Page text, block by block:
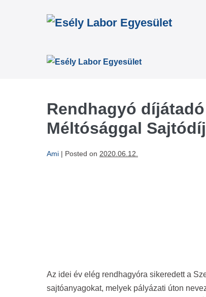
Rendhagyó
Méltósággal
Ami | Posted on 2020.06.12.
Az idei év elég rendhagyóra sikeredett a
sajtóanyagokat, melyek pályázati úton